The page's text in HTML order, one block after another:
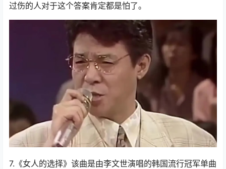
过伤的人对于这个答案肯定都是怕了。
7.《女人的选择》该曲是由李文世演唱的韩国流行冠军单曲